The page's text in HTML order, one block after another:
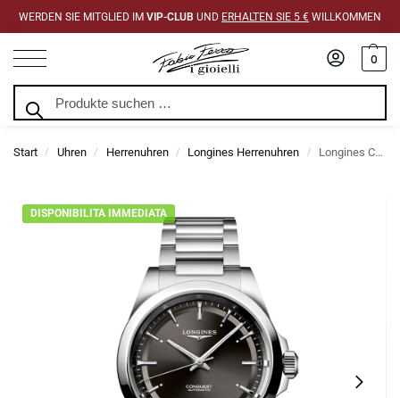
WERDEN SIE MITGLIED IM VIP-CLUB UND ERHALTEN SIE 5 € WILLKOMMEN
0
Start / Uhren / Herrenuhren / Longines Herrenuhren / Longines Conquest Schwarz Automatik 38 mm Uhr
DISPONIBILITA IMMEDIATA